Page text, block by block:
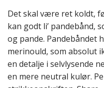
Det skal være ret koldt,
kan godt li’ pandebånd,
og pande. Pandebåndet
merinould, som absolut
en detalje i selvlysende
en mere neutral kulør.